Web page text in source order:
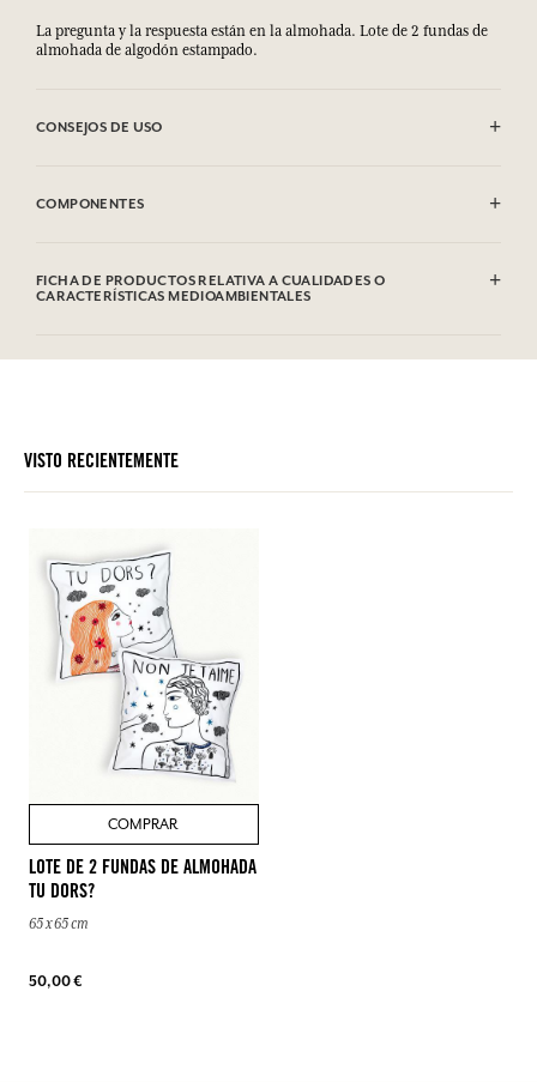
La pregunta y la respuesta están en la almohada. Lote de 2 fundas de
almohada de algodón estampado.
CONSEJOS DE USO
COMPONENTES
FICHA DE PRODUCTOS RELATIVA A CUALIDADES O
CARACTERÍSTICAS MEDIOAMBIENTALES
VISTO RECIENTEMENTE
COMPRAR
LOTE DE 2 FUNDAS DE ALMOHADA
TU DORS?
65 x 65 cm
50,00 €